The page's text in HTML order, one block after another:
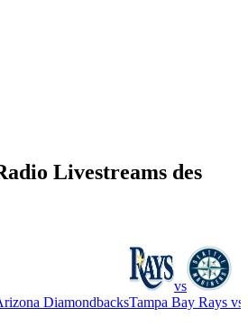
Livestreams des
Diamondbacks
vs
Tampa Bay Rays vs